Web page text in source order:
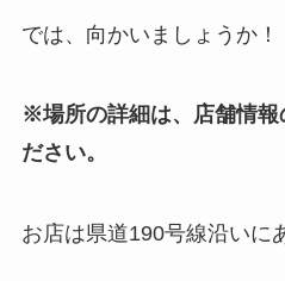
では、向かいましょうか！
※場所の詳細は、店舗情報
ださい。
お店は県道190号線沿いに